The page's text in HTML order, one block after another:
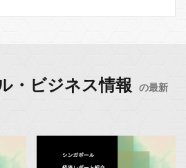
・ビジネス情報 の最新